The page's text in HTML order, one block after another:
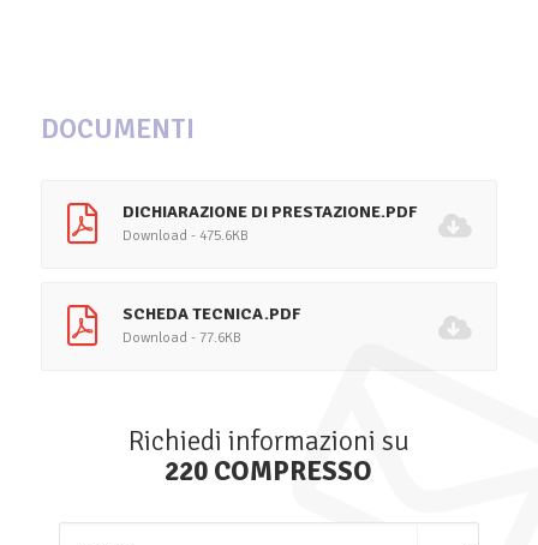
DOCUMENTI
DICHIARAZIONE DI PRESTAZIONE.PDF
Download - 475.6KB
SCHEDA TECNICA.PDF
Download - 77.6KB
Richiedi informazioni su
220 COMPRESSO